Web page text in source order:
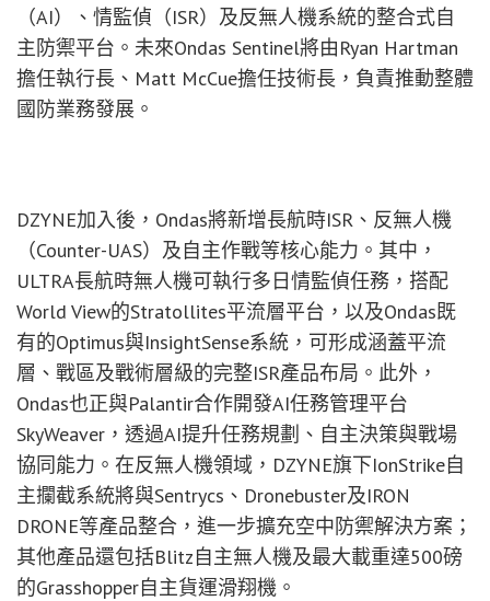
（AI）、情監偵（ISR）及反無人機系統的整合式自
主防禦平台。未來Ondas Sentinel將由Ryan Hartman
擔任執行長、Matt McCue擔任技術長，負責推動整體
國防業務發展。
DZYNE加入後，Ondas將新增長航時ISR、反無人機
（Counter-UAS）及自主作戰等核心能力。其中，
ULTRA長航時無人機可執行多日情監偵任務，搭配
World View的Stratollites平流層平台，以及Ondas既
有的Optimus與InsightSense系統，可形成涵蓋平流
層、戰區及戰術層級的完整ISR產品布局。此外，
Ondas也正與Palantir合作開發AI任務管理平台
SkyWeaver，透過AI提升任務規劃、自主決策與戰場
協同能力。在反無人機領域，DZYNE旗下IonStrike自
主攔截系統將與Sentrycs、Dronebuster及IRON
DRONE等產品整合，進一步擴充空中防禦解決方案；
其他產品還包括Blitz自主無人機及最大載重達500磅
的Grasshopper自主貨運滑翔機。